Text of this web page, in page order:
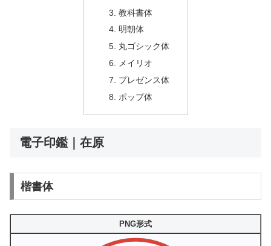
教科書体
明朝体
丸ゴシック体
メイリオ
プレゼンス体
ポップ体
電子印鑑｜在原
楷書体
PNG形式